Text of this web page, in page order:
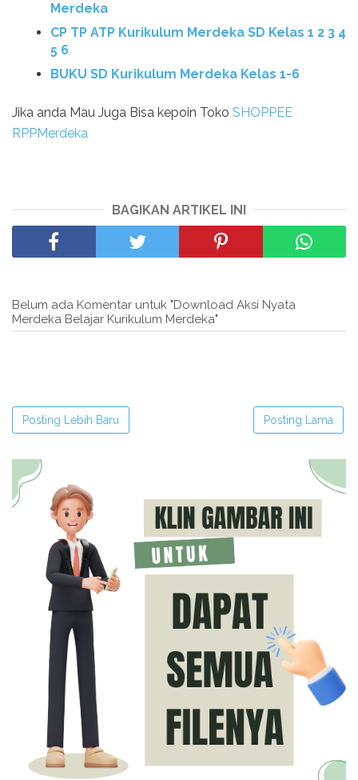
Merdeka
CP TP ATP Kurikulum Merdeka SD Kelas 1 2 3 4
5 6
BUKU SD Kurikulum Merdeka Kelas 1-6
Jika anda Mau Juga Bisa kepoin Toko SHOPPEE
RPPMerdeka
BAGIKAN ARTIKEL INI
Belum ada Komentar untuk "Download Aksi Nyata
Merdeka Belajar Kurikulum Merdeka"
Posting Lebih Baru Posting Lama